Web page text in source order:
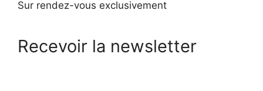
Sur rendez-vous exclusivement
Recevoir la newsletter